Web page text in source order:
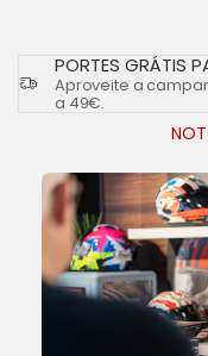
PORTES GRÁTIS
Aproveite a
a 49€.